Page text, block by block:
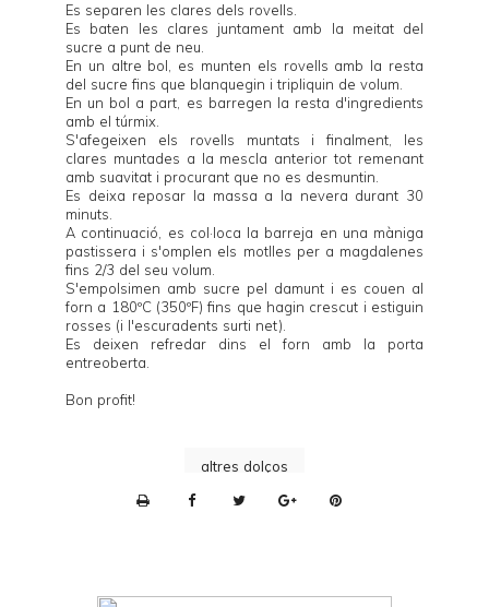
Es separen les clares dels rovells.
Es baten les clares juntament amb la meitat del
sucre a punt de neu.
En un altre bol, es munten els rovells amb la resta
del sucre fins que blanquegin i tripliquin de volum.
En un bol a part, es barregen la resta d'ingredients
amb el túrmix.
S'afegeixen els rovells muntats i finalment, les
clares muntades a la mescla anterior tot remenant
amb suavitat i procurant que no es desmuntin.
Es deixa reposar la massa a la nevera durant 30
minuts.
A continuació, es col·loca la barreja en una màniga
pastissera i s'omplen els motlles per a magdalenes
fins 2/3 del seu volum.
S'empolsimen amb sucre pel damunt i es couen al
forn a 180ºC (350ºF) fins que hagin crescut i estiguin
rosses (i l'escuradents surti net).
Es deixen refredar dins el forn amb la porta
entreoberta.
Bon profit!
altres dolços
n